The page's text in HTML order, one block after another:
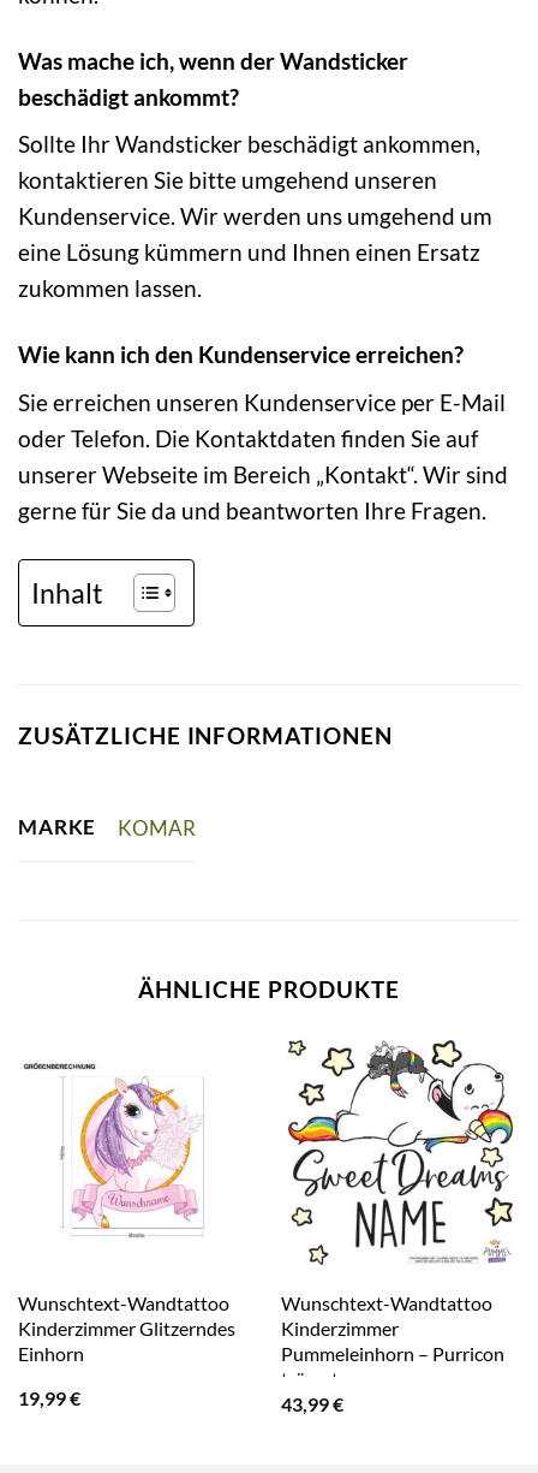
Was mache ich, wenn der Wandsticker
beschädigt ankommt?
Sollte Ihr Wandsticker beschädigt ankommen,
kontaktieren Sie bitte umgehend unseren
Kundenservice. Wir werden uns umgehend um
eine Lösung kümmern und Ihnen einen Ersatz
zukommen lassen.
Wie kann ich den Kundenservice erreichen?
Sie erreichen unseren Kundenservice per E-Mail
oder Telefon. Die Kontaktdaten finden Sie auf
unserer Webseite im Bereich „Kontakt“. Wir sind
gerne für Sie da und beantworten Ihre Fragen.
Inhalt
ZUSÄTZLICHE INFORMATIONEN
MARKE KOMAR
ÄHNLICHE PRODUKTE
Wunschtext-Wandtattoo
Kinderzimmer Glitzerndes
Einhorn
19,99€
Wunschtext-Wandtattoo
Kinderzimmer
Pummeleinhorn – Purricon
träumt
43,99€